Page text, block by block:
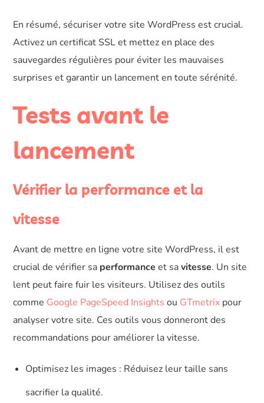
En résumé, sécuriser votre site WordPress est crucial.
Activez un certificat SSL et mettez en place des
sauvegardes régulières pour éviter les mauvaises
surprises et garantir un lancement en toute sérénité.
Tests avant le
lancement
Vérifier la performance et la
vitesse
Avant de mettre en ligne votre site WordPress, il est
crucial de vérifier sa performance et savitesse. Un site
lent peut faire fuir les visiteurs. Utilisez des outils
comme Google PageSpeed Insights ou GTmetrix pour
analyser votre site. Ces outils vous donneront des
recommandations pour améliorer la vitesse.
Optimisez les images : Réduisez leur taille sans
sacrifier la qualité.